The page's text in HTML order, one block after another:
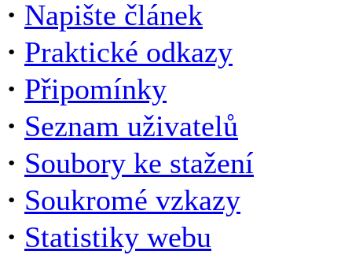
· Napište článek
· Praktické odkazy
· Připomínky
· Seznam uživatelů
· Soubory ke stažení
· Soukromé vzkazy
· Statistiky webu